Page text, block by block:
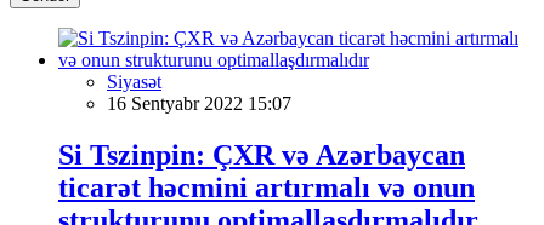
Siyasət
16 Sentyabr 2022 15:07
Si Tszinpin: ÇXR və Azərbaycan
ticarət həcmini artırmalı və onun